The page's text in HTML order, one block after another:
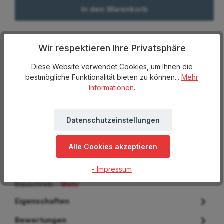
In den Warenkorb
Produktnummer:
Lagerbestand:
9683
und weissem Körper. Erhältlich in verschiedenen Farben.
Blauschreib…Mehr
Eigenschaften
Bewertungen
Wir respektieren Ihre Privatsphäre
Diese Website verwendet Cookies, um Ihnen die
bestmögliche Funktionalität bieten zu können... Mehr
Informationen.
Datenschutzeinstellungen
Alle Cookies akzeptieren
- Impressum